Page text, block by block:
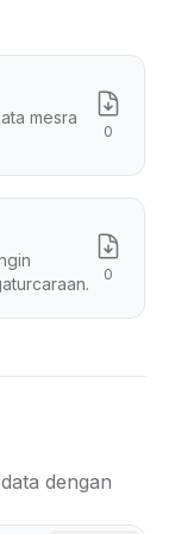
mesra
0
0
dengan